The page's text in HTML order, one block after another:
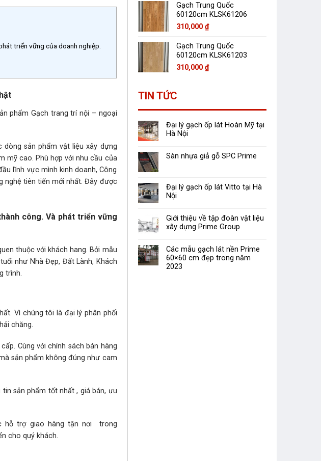
triển vững của doanh nghiệp.
phẩm Gạch trang trí nội – ngoại
sản phẩm vật liệu xây dựng
mỹ cao. Phù hợp với nhu cầu của
lĩnh vực mình kinh doanh, Công
nghệ tiên tiến mới nhất. Đây được
công. Và phát triển vững
thuộc với khách hang. Bởi mẫu
như Nhà Đẹp, Đất Lành, Khách
trình.
Vì chúng tôi là đại lý phân phối
chăng.
Cùng với chính sách bán hàng
sản phẩm không đúng như cam
sản phẩm tốt nhất , giá bán, ưu
hỗ trợ giao hàng tận nơi trong
cho quý khách.
Gạch Trung Quốc
60120cm KLSK61206
310,000 ₫
Gạch Trung Quốc
60120cm KLSK61203
310,000 ₫
TIN TỨC
Đại lý gạch ốp lát Hoàn Mỹ tại
Hà Nội
Sàn nhựa giả gỗ SPC Prime
Đại lý gạch ốp lát Vitto tại Hà
Nội
Giới thiệu về tập đoàn vật liệu
xây dựng Prime Group
Các mẫu gạch lát nền Prime
60×60 cm đẹp trong năm
2023